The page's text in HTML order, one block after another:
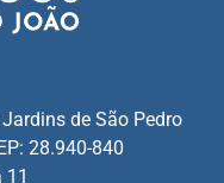
de São Pedro
28.940-840